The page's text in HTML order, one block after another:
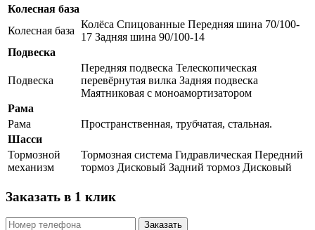
Колесная база
Колесная база
Колёса Спицованные Передняя шина 70/100-
17 Задняя шина 90/100-14
Подвеска
Подвеска
Передняя подвеска Телескопическая
перевёрнутая вилка Задняя подвеска
Маятниковая с моноамортизатором
Рама
Рама
Пространственная, трубчатая, стальная.
Шасси
Тормозной
механизм
Тормозная система Гидравлическая Передний
тормоз Дисковый Задний тормоз Дисковый
Заказать в 1 клик
Заказать